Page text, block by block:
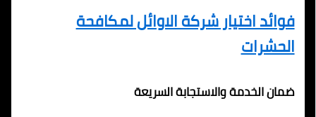
فوائد اختيار شركة الاوائل لمكافحة
الحشرات
ضمان الخدمة والاستجابة السريعة